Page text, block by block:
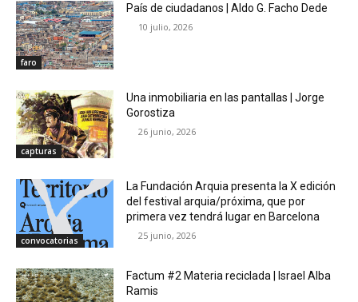
faro
País de ciudadanos | Aldo G. Facho Dede
10 julio, 2026
capturas
Una inmobiliaria en las pantallas | Jorge
Gorostiza
26 junio, 2026
convocatorias
La Fundación Arquia presenta la X edición
del festival arquia/próxima, que por
primera vez tendrá lugar en Barcelona
25 junio, 2026
Factum #2 Materia reciclada | Israel Alba
Ramis